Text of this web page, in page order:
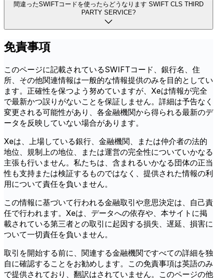
間違ったSWIFTコードを使ったらどうなります SWIFT CLS THIRD
PARTY SERVICE?
免責事項
このページに記載されているSWIFTコード、銀行名、住
所、その他関連情報は一般的な情報提供のみを目的としてい
ます。正確性を保つよう努めていますが、Xeは情報が完全
で最新かつ誤りがないことを保証しません。詳細は予告なく
変更される可能性があり、各金融機関から得られる最新のデ
ータを反映していない場合があります。
Xeは、上場している銀行、金融機関、または仲介者の法的
地位、規制上の地位、または運営の完全性についていかなる
主張も行いません。私たちは、含まれるいかなる団体の正当
性も支持または検証するものではなく、提供された情報の利
用について責任を負いません。
この情報に基づいて行われる金融取引や意思決定は、自己責
任で行われます。Xeは、データへの依存や、本サイトに掲
載されている第三者との取引に起因する損失、遅延、損害に
ついて一切責任を負いません。
取引を開始する前に、関連する金融機関ですべての詳細を独
自に確認することをお勧めします。この免責事項は英語のみ
で提供されており、翻訳はされていません。このページの他